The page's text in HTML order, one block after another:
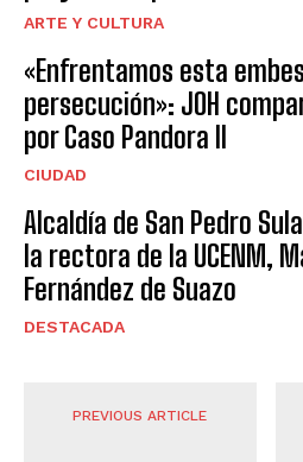
ARTE Y CULTURA
«Enfrentamos esta
persecución»: JOH
por Caso Pandora II
CIUDAD
Alcaldía de San Pedro
la rectora de la UCENM,
Fernández de Suazo
DESTACADA
PREVIOUS ARTICLE